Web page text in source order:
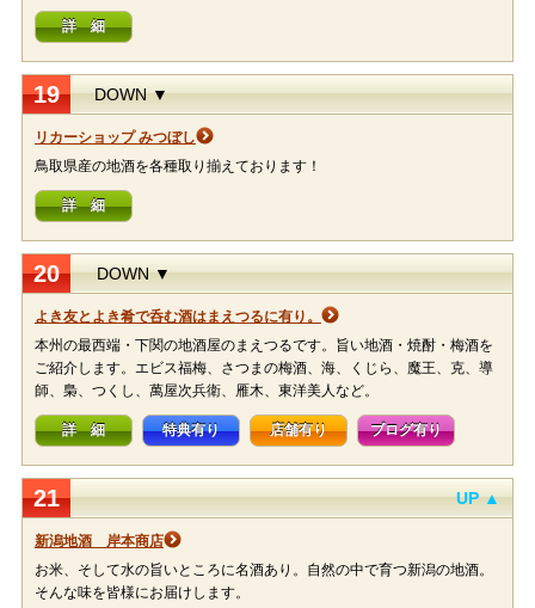
詳 細
19 DOWN ▼
リカーショップ みつぼし
鳥取県産の地酒を各種取り揃えております！
詳 細
20 DOWN ▼
よき友とよき肴で呑む酒はまえつるに有り。
本州の最西端・下関の地酒屋のまえつるです。旨い地酒・焼酎・梅酒を
ご紹介します。エビス福梅、さつまの梅酒、海、くじら、魔王、克、導
師、梟、つくし、萬屋次兵衛、雁木、東洋美人など。
詳 細 特典有り 店舗有り ブログ有り
21 UP ▲
新潟地酒 岸本商店
お米、そして水の旨いところに名酒あり。自然の中で育つ新潟の地酒。
そんな味を皆様にお届けします。